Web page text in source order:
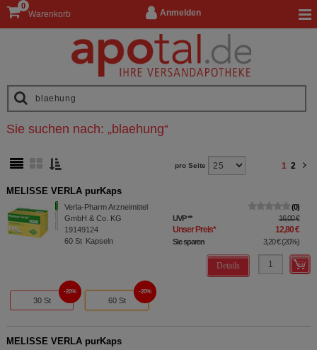
Anmelden
Warenkorb
0
Sie suchen nach: „blaehung“
pro Seite 1 2
MELISSE VERLA purKaps
Verla-Pharm Arzneimittel
GmbH & Co. KG
19149124
60 St Kapseln
0
UVP** 16,00 €
Unser Preis* 12,80 €
Sie sparen 3,20 €(20%)
Details
30 St
20%
60 St
20%
MELISSE VERLA purKaps